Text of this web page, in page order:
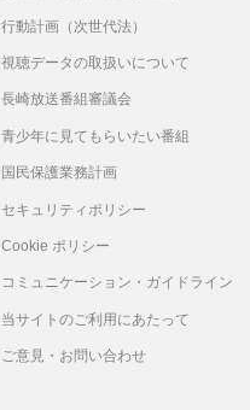
行動計画（次世代法）
視聴データの取扱いについて
長崎放送番組審議会
青少年に見てもらいたい番組
国民保護業務計画
セキュリティポリシー
Cookie ポリシー
コミュニケーション・ガイドライン
当サイトのご利用にあたって
ご意見・お問い合わせ